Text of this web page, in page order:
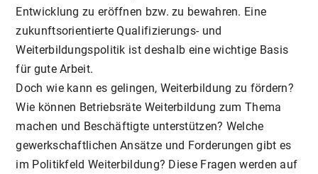
Entwicklung zu eröffnen bzw. zu bewahren. Eine
zukunftsorientierte Qualifizierungs- und
Weiterbildungspolitik ist deshalb eine wichtige Basis
für gute Arbeit.
Doch wie kann es gelingen, Weiterbildung zu fördern?
Wie können Betriebsräte Weiterbildung zum Thema
machen und Beschäftigte unterstützen? Welche
gewerkschaftlichen Ansätze und Forderungen gibt es
im Politikfeld Weiterbildung? Diese Fragen werden auf